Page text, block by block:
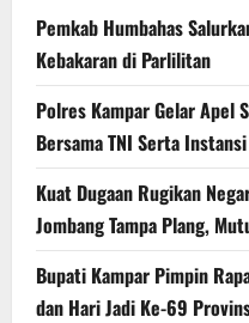
Pemkab Humbahas
Kebakaran di Parlilitan
Polres Kampar Gelar Apel
Bersama TNI Serta
Kuat Dugaan Rugikan
Jombang Tampa Plang,
Bupati Kampar Pimpin
dan Hari Jadi Ke-69